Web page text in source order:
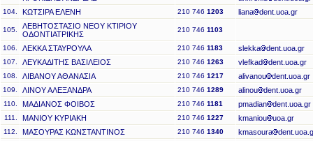
104. ΚΩΤΣΙΡΑ ΕΛΕΝΗ 210 746 1203 liana dent.uoa.gr
105.
ΛΕΒΗΤΟΣΤΑΣΙΟ ΝΕΟΥ ΚΤΙΡΙΟΥ
ΟΔΟΝΤΙΑΤΡΙΚΗΣ
210 746 1103
106. ΛΕΚΚΑ ΣΤΑΥΡΟΥΛΑ 210 746 1183 slekka dent.uoa.gr
107. ΛΕΥΚΑΔΙΤΗΣ ΒΑΣΙΛΕΙΟΣ 210 746 1263 vlefkad dent.uoa.gr
108. ΛΙΒΑΝΟΥ ΑΘΑΝΑΣΙΑ 210 746 1217 alivanou dent.uoa.gr
109. ΛΙΝΟΥ ΑΛΕΞΑΝΔΡΑ 210 746 1289 alinou dent.uoa.gr
110. ΜΑΔΙΑΝΟΣ ΦΟΙΒΟΣ 210 746 1181 pmadian dent.uoa.gr
111. ΜΑΝΙΟΥ ΚΥΡΙΑΚΗ 210 746 1227 kmaniou uoa.gr
112. ΜΑΣΟΥΡΑΣ ΚΩΝΣΤΑΝΤΙΝΟΣ 210 746 1340 kmasoura